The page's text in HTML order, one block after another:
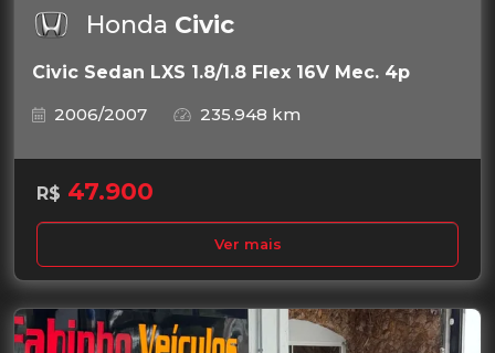
Honda Civic
Civic Sedan LXS 1.8/1.8 Flex 16V Mec. 4p
2006/2007
235.948 km
R$ 47.900
Ver mais